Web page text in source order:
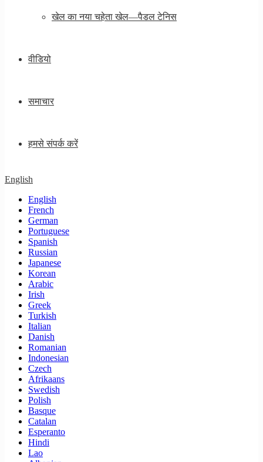
खेल का नया चहेता खेल—पैडल टेनिस
वीडियो
समाचार
हमसे संपर्क करें
English
English
French
German
Portuguese
Spanish
Russian
Japanese
Korean
Arabic
Irish
Greek
Turkish
Italian
Danish
Romanian
Indonesian
Czech
Afrikaans
Swedish
Polish
Basque
Catalan
Esperanto
Hindi
Lao